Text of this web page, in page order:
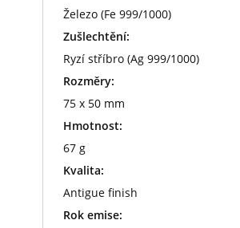
Železo (Fe 999/1000)
Zušlechtění:
Ryzí stříbro (Ag 999/1000)
Rozměry:
75 x 50 mm
Hmotnost:
67 g
Kvalita:
Antigue finish
Rok emise: